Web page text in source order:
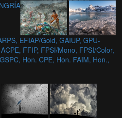
EFIAP/Gold, GAIUP, GPU-
FFIP, FPSI/Mono, FPSI/Color,
Hon. CPE, Hon. FAIM, Hon.,